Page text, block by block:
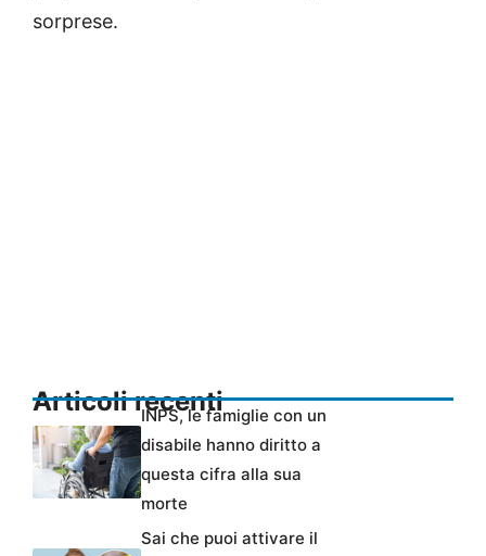
sorprese.
Articoli recentiINPS, le famiglie con un
disabile hanno diritto a
questa cifra alla sua
morte
Sai che puoi attivare il